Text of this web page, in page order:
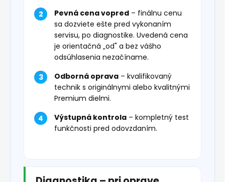
Pevná cena vopred – finálnu cenu
sa dozviete ešte pred vykonaním
servisu, po diagnostike. Uvedená cena
je orientačná „od" a bez vášho
odsúhlasenia nezačíname.
Odborná oprava – kvalifikovaný
technik s originálnymi alebo kvalitnými
Premium dielmi.
Výstupná kontrola – kompletný test
funkčnosti pred odovzdaním.